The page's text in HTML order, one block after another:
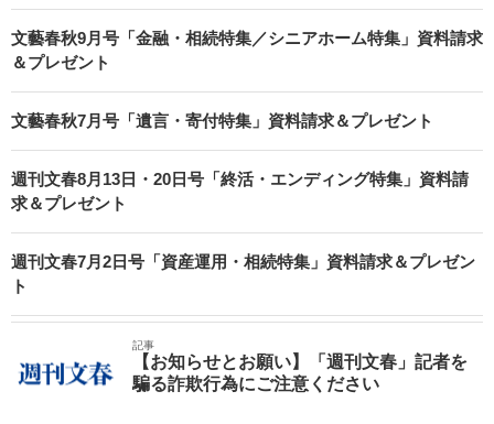
文藝春秋9月号「金融・相続特集／シニアホーム特集」資料請求
＆プレゼント
文藝春秋7月号「遺言・寄付特集」資料請求＆プレゼント
週刊文春8月13日・20日号「終活・エンディング特集」資料請
求＆プレゼント
週刊文春7月2日号「資産運用・相続特集」資料請求＆プレゼン
ト
記事
【お知らせとお願い】「週刊文春」記者を
騙る詐欺行為にご注意ください